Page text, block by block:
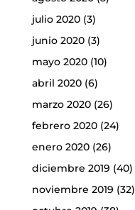
julio 2020(3)
junio 2020(3)
mayo 2020(10)
abril 2020(6)
marzo 2020(26)
febrero 2020(24)
enero 2020(26)
diciembre 2019 (40)
noviembre 2019 (32)